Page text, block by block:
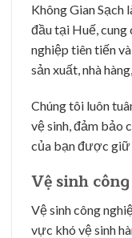
Không Gian Sạch
đầu tại Huế, cung
nghiệp tiên tiến
sản xuất, nhà
Chúng tôi luôn
vệ sinh, đảm bảo
của bạn được giữ
Vệ sinh
Vệ sinh công
vực khó vệ sinh